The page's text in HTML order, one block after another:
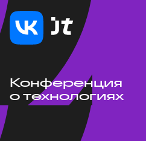
Конференция
о технологиях